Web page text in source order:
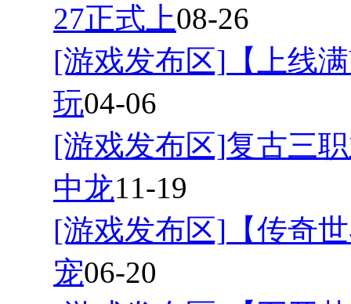
27正式上08-26
[游戏发布区] 【上线
玩04-06
[游戏发布区]复古三
中龙11-19
[游戏发布区] 【传奇
宠06-20